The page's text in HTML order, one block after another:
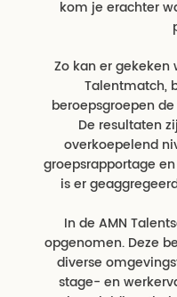
kom je erachter
Zo kan er gekeken
Talentmatch,
beroepsgroepen
De resultaten
overkoepelend
groepsrapportage
is er
In de AMN
opgenomen. Deze
diverse
stage- en